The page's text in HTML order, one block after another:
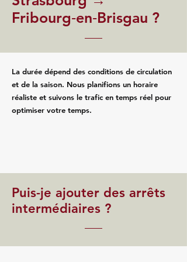
Fribourg‑en‑Brisgau ?
La durée dépend des conditions de circulation
et de la saison. Nous planifions un horaire
réaliste et suivons le trafic en temps réel pour
optimiser votre temps.
Puis-je ajouter des arrêts
intermédiaires ?